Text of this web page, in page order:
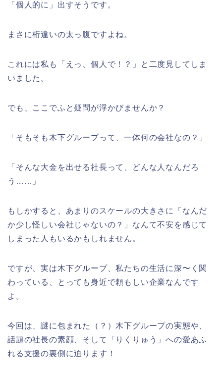
「個人的に」出すそうです。
まさに桁違いの太っ腹ですよね。
これには私も「えっ、個人で！？」と二度見してしま
いました。
でも、ここでふと疑問が浮かびませんか？
「そもそも木下グループって、一体何の会社なの？」
「そんな大金を出せる社長って、どんな人なんだろ
う……」
もしかすると、あまりのスケールの大きさに「なんだ
か少し怪しい会社じゃないの？」なんて不安を感じて
しまった人もいるかもしれません。
ですが、実は木下グループ、私たちの生活に深〜く関
わっている、とっても身近で頼もしい企業なんです
よ。
今回は、謎に包まれた（？）木下グループの実態や、
話題の社長の素顔、そして「りくりゅう」への愛あふ
れる支援の裏側に迫ります！